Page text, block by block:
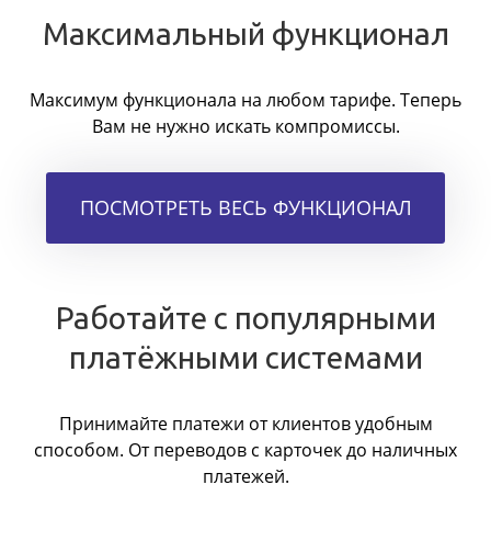
Максимальный функционал
Максимум функционала на любом тарифе. Теперь
Вам не нужно искать компромиссы.
ПОСМОТРЕТЬ ВЕСЬ ФУНКЦИОНАЛ
Работайте с популярными
платёжными системами
Принимайте платежи от клиентов удобным
способом. От переводов с карточек до наличных
платежей.